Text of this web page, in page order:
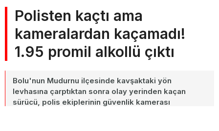
Polisten kaçtı ama
kameralardan kaçamadı!
1.95 promil alkollü çıktı
Bolu'nun Mudurnu ilçesinde kavşaktaki yön
levhasına çarptıktan sonra olay yerinden kaçan
sürücü, polis ekiplerinin güvenlik kamerası